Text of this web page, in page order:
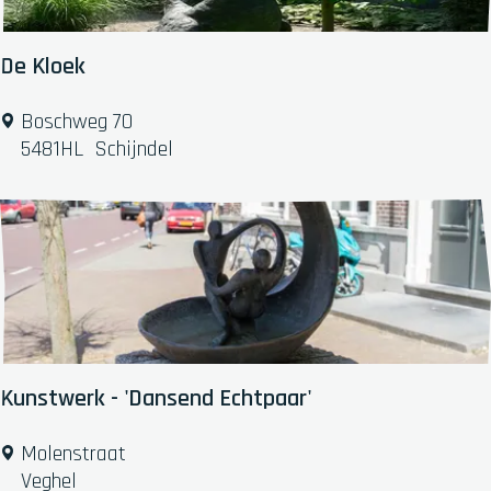
e
p
De Kloek
D
l
o
e
k
Boschweg 70
5481HL Schijndel
Kunstwerk - 'Dansend Echtpaar'
K Molenstraat
Veghel